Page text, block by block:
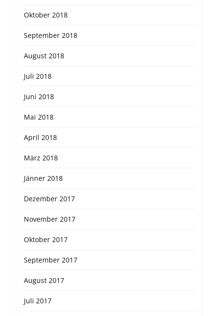
Oktober 2018
September 2018
August 2018
Juli 2018
Juni 2018
Mai 2018
April 2018
März 2018
Jänner 2018
Dezember 2017
November 2017
Oktober 2017
September 2017
August 2017
Juli 2017